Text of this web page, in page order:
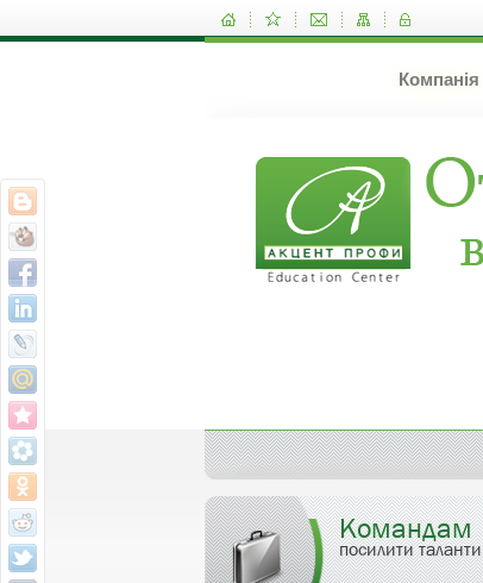
Компанія
Командам
посилити таланти